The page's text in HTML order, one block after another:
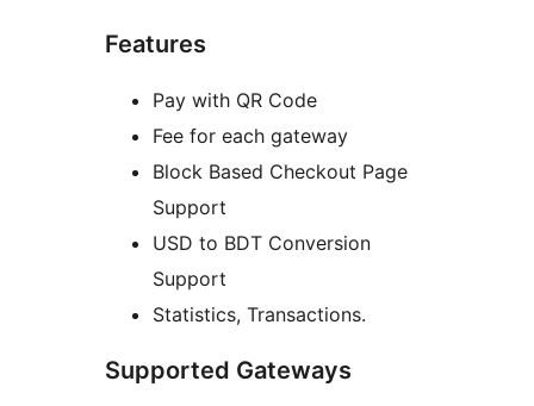
Features
Pay with QR Code
Fee for each gateway
Block Based Checkout Page
Support
USD to BDT Conversion
Support
Statistics, Transactions.
Supported Gateways